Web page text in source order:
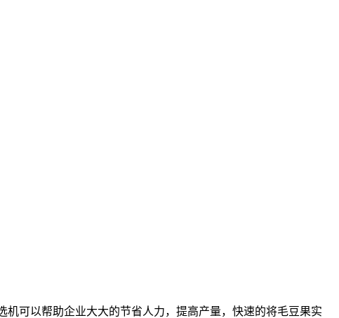
可以帮助企业大大的节省人力，提高产量，快速的将毛豆果实